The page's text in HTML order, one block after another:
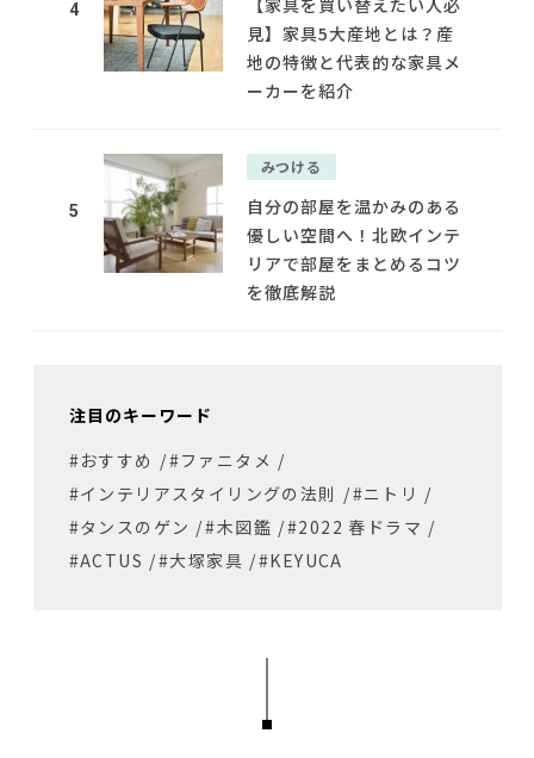
4
見】家具5大産地とは？産
地の特徴と代表的な家具メ
ーカーを紹介
5
みつける
自分の部屋を温かみのある
優しい空間へ！北欧インテ
リアで部屋をまとめるコツ
を徹底解説
注目のキーワード
#おすすめ /#ファニタメ /
#インテリアスタイリングの法則 /#ニトリ /
#タンスのゲン /#木図鑑 /#2022 春ドラマ /
#ACTUS /#大塚家具 /#KEYUCA